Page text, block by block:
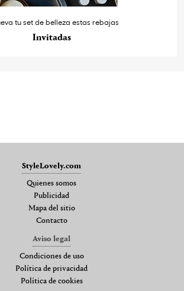
tu set de belleza estas rebajas
Invitadas
StyleLovely.com
Quienes somos
Publicidad
Mapa del sitio
Contacto
Aviso legal
Condiciones de uso
Política de privacidad
Política de cookies